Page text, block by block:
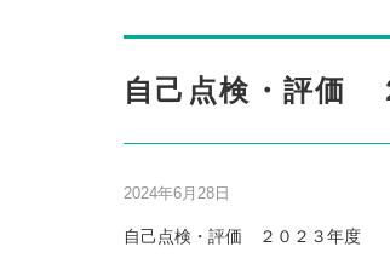
自己点検・評価
2024年6月28日
自己点検・評価 ２０２３年度